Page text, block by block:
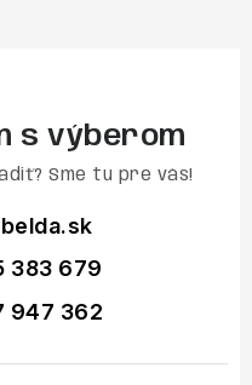
s výberom
Sme tu pre vás!
belda.sk
383 679
947 362